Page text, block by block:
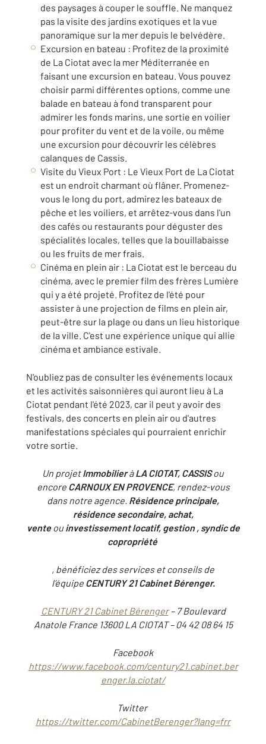
des paysages à couper le souffle. Ne manquez
pas la visite des jardins exotiques et la vue
panoramique sur la mer depuis le belvédère.
Excursion en bateau : Profitez de la proximité
de La Ciotat avec la mer Méditerranée en
faisant une excursion en bateau. Vous pouvez
choisir parmi différentes options, comme une
balade en bateau à fond transparent pour
admirer les fonds marins, une sortie en voilier
pour profiter du vent et de la voile, ou même
une excursion pour découvrir les célèbres
calanques de Cassis.
Visite du Vieux Port : Le Vieux Port de La Ciotat
est un endroit charmant où flâner. Promenez-
vous le long du port, admirez les bateaux de
pêche et les voiliers, et arrêtez-vous dans l'un
des cafés ou restaurants pour déguster des
spécialités locales, telles que la bouillabaisse
ou les fruits de mer frais.
Cinéma en plein air : La Ciotat est le berceau du
cinéma, avec le premier film des frères Lumière
qui y a été projeté. Profitez de l'été pour
assister à une projection de films en plein air,
peut-être sur la plage ou dans un lieu historique
de la ville. C'est une expérience unique qui allie
cinéma et ambiance estivale.
N'oubliez pas de consulter les événements locaux
et les activités saisonnières qui auront lieu à La
Ciotat pendant l'été 2023, car il peut y avoir des
festivals, des concerts en plein air ou d'autres
manifestations spéciales qui pourraient enrichir
votre sortie.
Un projetImmobilieràLA CIOTAT, CASSISou
encore CARNOUX EN PROVENCE, rendez-vous
dans notre agence. Résidence principale,
résidence secondaire, achat,
venteouinvestissement locatif, gestion , syndic de
copropriété
, bénéficiez des services et conseils de
l’équipe CENTURY 21 Cabinet Bérenger.
CENTURY 21 Cabinet Bérenger– 7 Boulevard
Anatole France 13600 LA CIOTAT – 04 42 08 64 15
Facebook
https://www.facebook.com/century21.cabinet.ber
enger.la.ciotat/
Twitter
https://twitter.com/CabinetBerenger?lang=frr